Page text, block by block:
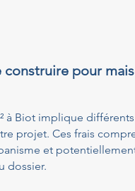
pour
à Biot implique
projet. Ces frais
et
dossier.